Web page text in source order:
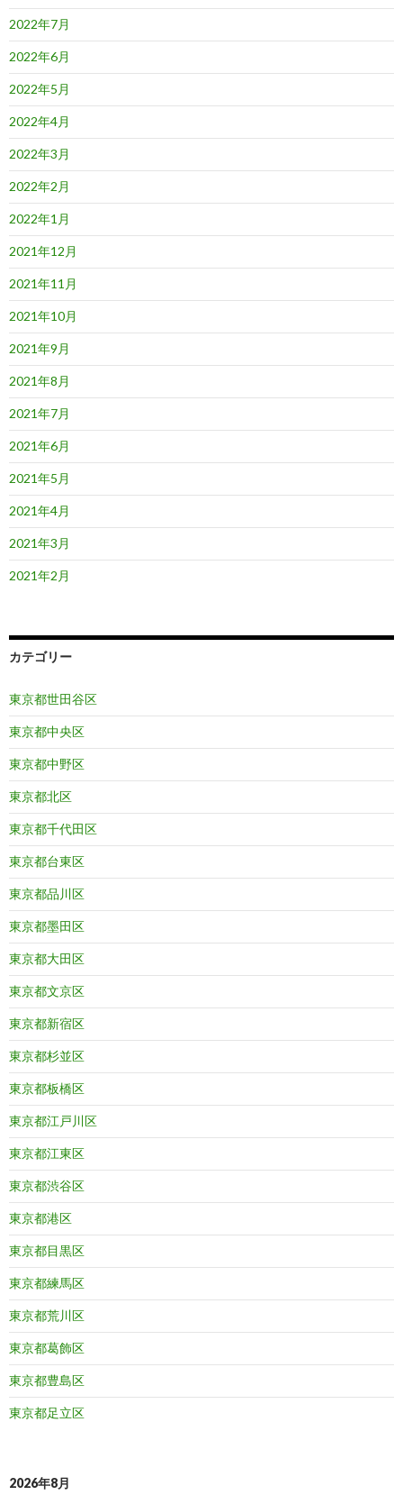
2022年7月
2022年6月
2022年5月
2022年4月
2022年3月
2022年2月
2022年1月
2021年12月
2021年11月
2021年10月
2021年9月
2021年8月
2021年7月
2021年6月
2021年5月
2021年4月
2021年3月
2021年2月
カテゴリー
東京都世田谷区
東京都中央区
東京都中野区
東京都北区
東京都千代田区
東京都台東区
東京都品川区
東京都墨田区
東京都大田区
東京都文京区
東京都新宿区
東京都杉並区
東京都板橋区
東京都江戸川区
東京都江東区
東京都渋谷区
東京都港区
東京都目黒区
東京都練馬区
東京都荒川区
東京都葛飾区
東京都豊島区
東京都足立区
2026年8月